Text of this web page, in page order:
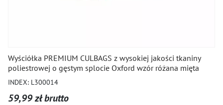
Wyściółka PREMIUM CULBAGS z wysokiej jakości tkaniny
poliestrowej o gęstym splocie Oxford wzór różana mięta
INDEX: L300014
59,99 zł brutto